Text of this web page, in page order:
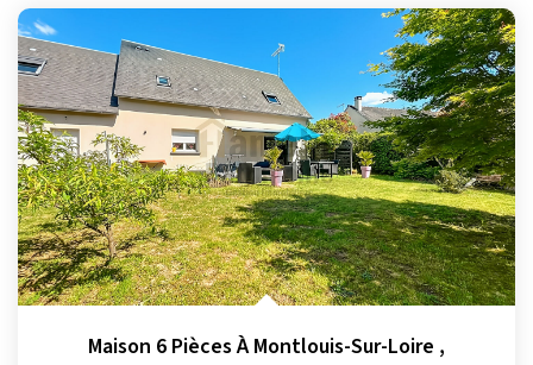
Maison 6 Pièces À Montlouis-Sur-Loire ,